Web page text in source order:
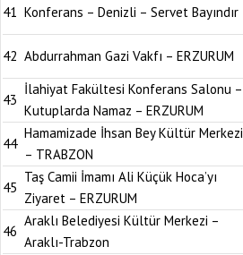
41 Konferans – Denizli – Servet Bayındır
42 Abdurrahman Gazi Vakfı – ERZURUM
43
İlahiyat Fakültesi Konferans Salonu –
Kutuplarda Namaz – ERZURUM
44
Hamamizade İhsan Bey Kültür Merkezi
– TRABZON
45
Taş Camii İmamı Ali Küçük Hoca’yı
Ziyaret – ERZURUM
46
Araklı Belediyesi Kültür Merkezi –
Araklı-Trabzon